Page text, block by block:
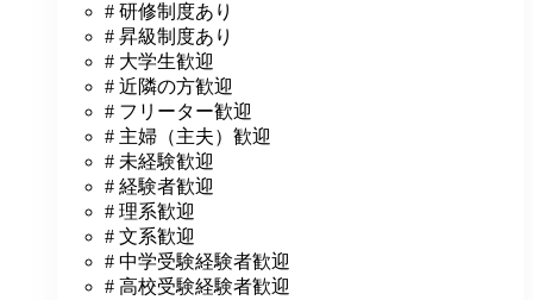
# 研修制度あり
# 昇級制度あり
# 大学生歓迎
# 近隣の方歓迎
# フリーター歓迎
# 主婦（主夫）歓迎
# 未経験歓迎
# 経験者歓迎
# 理系歓迎
# 文系歓迎
# 中学受験経験者歓迎
# 高校受験経験者歓迎